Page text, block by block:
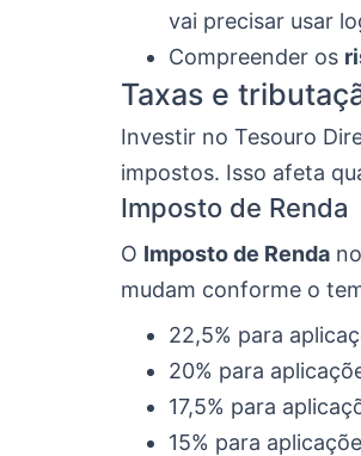
vai precisar usar
Compreender os
Taxas e
Investir no Tesouro
impostos. Isso afeta
Imposto de Renda
O Imposto de Renda
mudam conforme o
22,5% para
20% para
17,5% para
15% para